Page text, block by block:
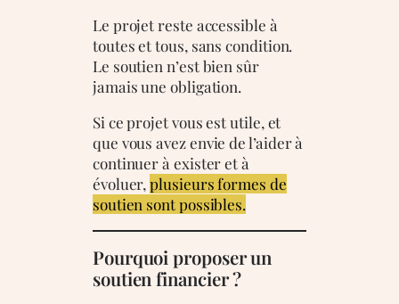
Le projet reste accessible à
toutes et tous, sans condition.
Le soutien n’est bien sûr
jamais une obligation.
Si ce projet vous est utile, et
que vous avez envie de l’aider à
continuer à exister et à
évoluer,plusieurs formes de
soutien sont possibles.
Pourquoi proposer un
soutien financier ?